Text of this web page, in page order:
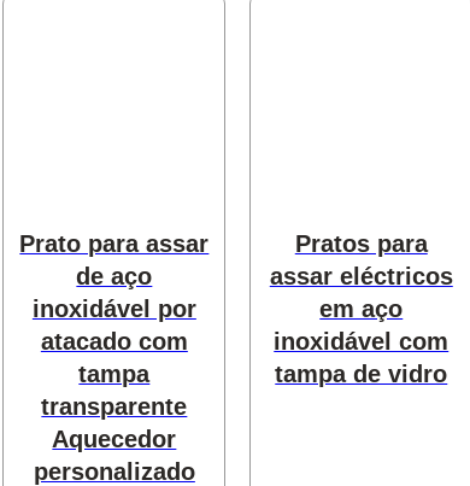
Prato para assar
de aço
inoxidável por
atacado com
tampa
transparente
Aquecedor
personalizado
Pratos para
assar eléctricos
em aço
inoxidável com
tampa de vidro